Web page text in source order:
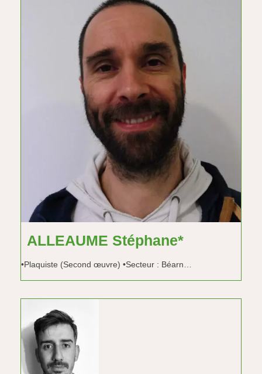
ALLEAUME Stéphane*
•Plaquiste (Second œuvre) •Secteur : Béarn…